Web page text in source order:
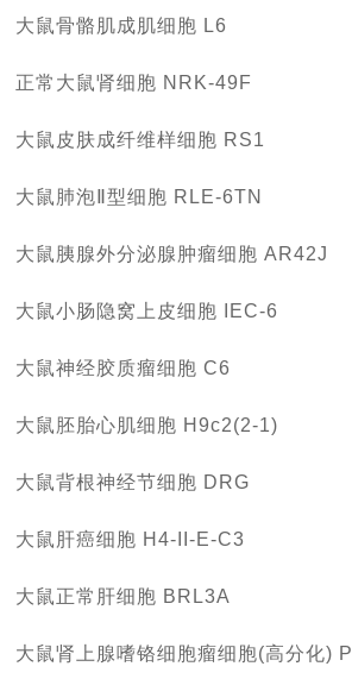
大鼠骨骼肌成肌细胞 L6
正常大鼠肾细胞 NRK-49F
大鼠皮肤成纤维样细胞 RS1
大鼠肺泡Ⅱ型细胞 RLE-6TN
大鼠胰腺外分泌腺肿瘤细胞 AR42J
大鼠小肠隐窝上皮细胞 IEC-6
大鼠神经胶质瘤细胞 C6
大鼠胚胎心肌细胞 H9c2(2-1)
大鼠背根神经节细胞 DRG
大鼠肝癌细胞 H4-II-E-C3
大鼠正常肝细胞 BRL3A
大鼠肾上腺嗜铬细胞瘤细胞(高分化)